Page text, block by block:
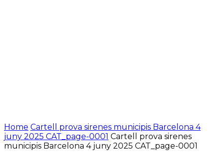
Home Cartell prova sirenes municipis Barcelona 4
juny 2025 CAT_page-0001 Cartell prova sirenes
municipis Barcelona 4 juny 2025 CAT_page-0001